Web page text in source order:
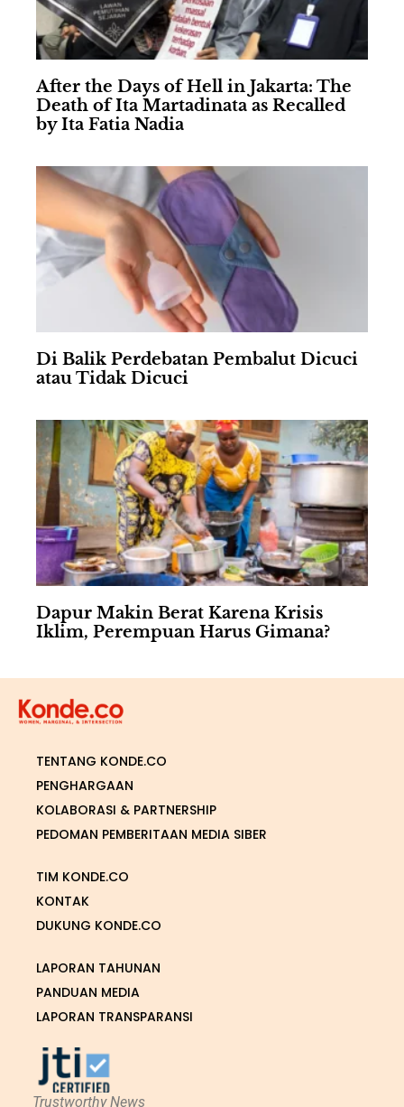
After the Days of Hell in Jakarta: The
Death of Ita Martadinata as Recalled
by Ita Fatia Nadia
Di Balik Perdebatan Pembalut Dicuci
atau Tidak Dicuci
Dapur Makin Berat Karena Krisis
Iklim, Perempuan Harus Gimana?
TENTANG KONDE.CO
PENGHARGAAN
KOLABORASI & PARTNERSHIP
PEDOMAN PEMBERITAAN MEDIA SIBER
TIM KONDE.CO
KONTAK
DUKUNG KONDE.CO
LAPORAN TAHUNAN
PANDUAN MEDIA
LAPORAN TRANSPARANSI
Trustworthy News